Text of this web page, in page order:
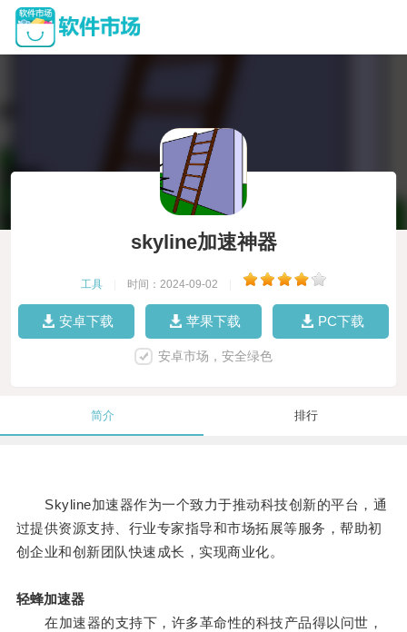
skyline加速神器
工具 时间：2024-09-02
安卓下载 苹果下载 PC下载
安卓市场，安全绿色
简介 排行
Skyline加速器作为一个致力于推动科技创新的平台，通
过提供资源支持、行业专家指导和市场拓展等服务，帮助初
创企业和创新团队快速成长，实现商业化。
轻蜂加速器
在加速器的支持下，许多革命性的科技产品得以问世，